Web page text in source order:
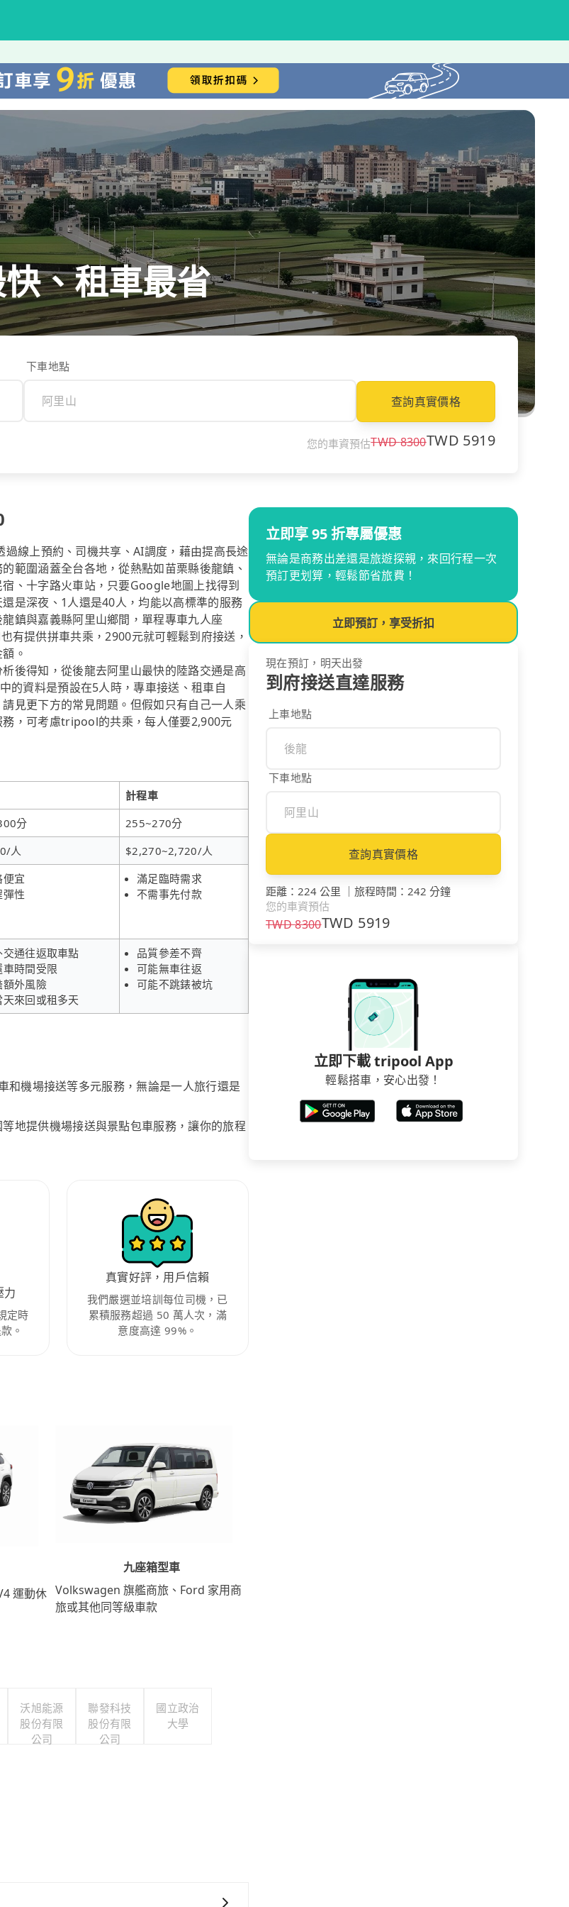
、租車最省
下車地點
查詢真實價格
您的車資預估TWD8300TWD 5919
線上預約、司機共享、AI調度，藉由提高長途
範圍涵蓋全台各地，從熱點如苗栗縣後龍鎮、
、十字路火車站，只要Google地圖上找得到
是深夜、1人還是40人，均能以高標準的服務
鎮與嘉義縣阿里山鄉間，單程專車九人座
提供拼車共乘，2900元就可輕鬆到府接送，
。
後得知，從後龍去阿里山最快的陸路交通是高
的資料是預設在5人時，專車接送、租車自
見更下方的常見問題。但假如只有自己一人乘
，可考慮tripool的共乘，每人僅要2,900元
計程車
分
255~270分
人
$2,270~2,720/人
便宜
彈性
滿足臨時需求
不需事先付款
交通往返取車點
車時間受限
額外風險
天來回或租多天
品質參差不齊
可能無車往返
可能不跳錶被坑
機場接送等多元服務，無論是一人旅行還是
地提供機場接送與景點包車服務，讓你的旅程
力
定時
。
真實好評，用戶信賴
我們嚴選並培訓每位司機，已
累積服務超過 50 萬人次，滿
意度高達 99%。
運動休
九座箱型車
Volkswagen 旗艦商旅、Ford 家用商
旅或其他同等級車款
沃旭能源
股份有限
公司
聯發科技
股份有限
公司
國立政治
大學
立即享 95 折專屬優惠
無論是商務出差還是旅遊探親，來回行程一次
預訂更划算，輕鬆節省旅費！
立即預訂，享受折扣
現在預訂，明天出發
到府接送直達服務
上車地點
下車地點
查詢真實價格
距離 ： 224 公里 ｜ 旅程時間 ： 242 分鐘
您的車資預估
TWD8300TWD 5919
立即下載 tripool App
輕鬆搭車，安心出發！